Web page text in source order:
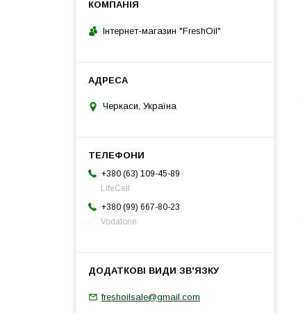
Інтернет-магазин "FreshOil"
Черкаси, Україна
+380 (63) 109-45-89
LifeCell
+380 (99) 667-80-23
Vodafone
freshoilsale@gmail.com